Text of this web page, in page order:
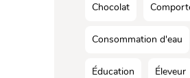
Chocolat
Consommation d'eau
Éducation Éleveur